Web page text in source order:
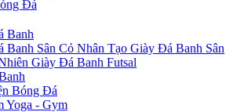
Đá
Banh
Banh Sân Cỏ Nhân Tạo Giày Đá Banh Sân
Giày Đá Banh Futsal
Bóng Đá
Yoga - Gym